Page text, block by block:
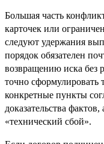
Большая часть
карточек или
следуют удержания
порядок обязателен
возвращению иска без
точно сформулировать
конкретные пункты
доказательства
«технический сбой».